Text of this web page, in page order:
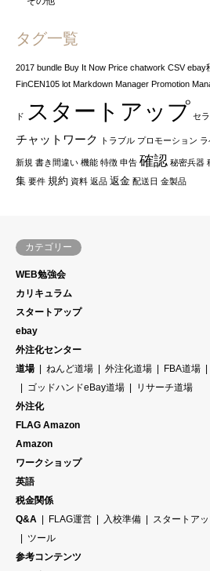
タグ一覧
2017 bundle Buy It Now Price chatwork CSV ebay
FinCEN105 lot Markdown Manager Promotion
ド スタートアップ セ
チャットワーク トラブル プロモーション
新規 書き間違い 機能 特徴 申告 確認 秘密兵器
集 要件 規約 資料 返品 返金 配送日 金製品
カテゴリー
WEB勉強会
カリキュラム
スタートアップ
ebay
外注化センター
道場
ねんど道場 外注化道場 FBA道場
ゴッドハンドeBay道場
リサーチ道場
外注化
FLAG Amazon
Amazon
ワークショップ
英語
税金関係
Q&A
FLAG運営 入校準備 スタートア
ツール
参考コンテンツ